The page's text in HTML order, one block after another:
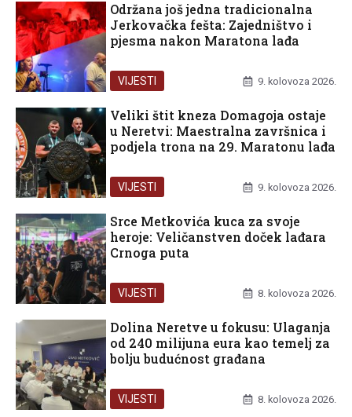
Održana još jedna tradicionalna
Jerkovačka fešta: Zajedništvo i
pjesma nakon Maratona lađa
VIJESTI 9. kolovoza 2026.
Veliki štit kneza Domagoja ostaje
u Neretvi: Maestralna završnica i
podjela trona na 29. Maratonu lađa
VIJESTI 9. kolovoza 2026.
Srce Metkovića kuca za svoje
heroje: Veličanstven doček lađara
Crnoga puta
VIJESTI 8. kolovoza 2026.
Dolina Neretve u fokusu: Ulaganja
od 240 milijuna eura kao temelj za
bolju budućnost građana
VIJESTI 8. kolovoza 2026.